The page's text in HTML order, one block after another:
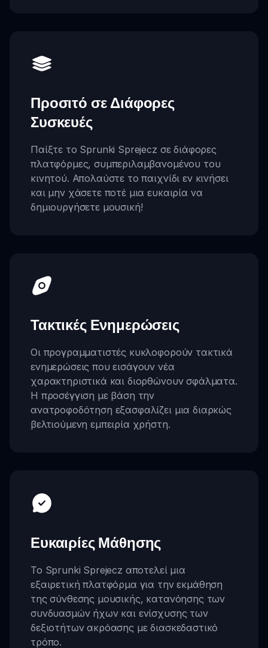
Προσιτό σε Διάφορες
Συσκευές
Παίξτε το Sprunki Sprejecz σε διάφορες
πλατφόρμες, συμπεριλαμβανομένου του
κινητού. Απολαύστε το παιχνίδι εν κινήσει
και μην χάσετε ποτέ μια ευκαιρία να
δημιουργήσετε μουσική!
Τακτικές Ενημερώσεις
Οι προγραμματιστές κυκλοφορούν τακτικά
ενημερώσεις που εισάγουν νέα
χαρακτηριστικά και διορθώνουν σφάλματα.
Η προσέγγιση με βάση την
ανατροφοδότηση εξασφαλίζει μια διαρκώς
βελτιούμενη εμπειρία χρήστη.
Ευκαιρίες Μάθησης
Το Sprunki Sprejecz αποτελεί μια
εξαιρετική πλατφόρμα για την εκμάθηση
της σύνθεσης μουσικής, κατανόησης των
συνδυασμών ήχων και ενίσχυσης των
δεξιοτήτων ακρόασης με διασκεδαστικό
τρόπο.